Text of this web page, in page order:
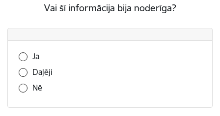
Vai šī informācija bija noderīga?
Vai šī informācija bija noderīga?
Jā
Daļēji
Nē